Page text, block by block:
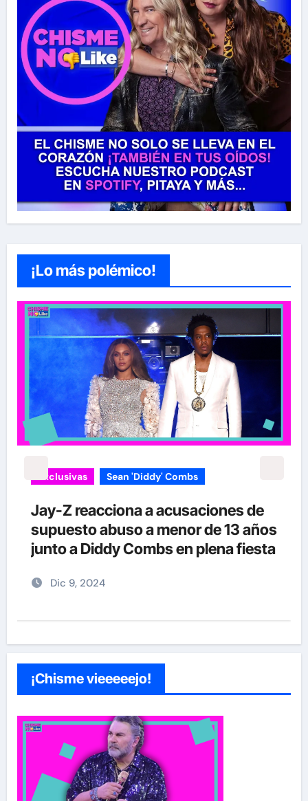
¡Lo más polémico!
Exclusivas Sean 'Diddy' Combs
Jay-Z reacciona a acusaciones de
supuesto abuso a menor de 13 años
junto a Diddy Combs en plena fiesta
Dic 9, 2024
¡Chisme vieeeeejo!